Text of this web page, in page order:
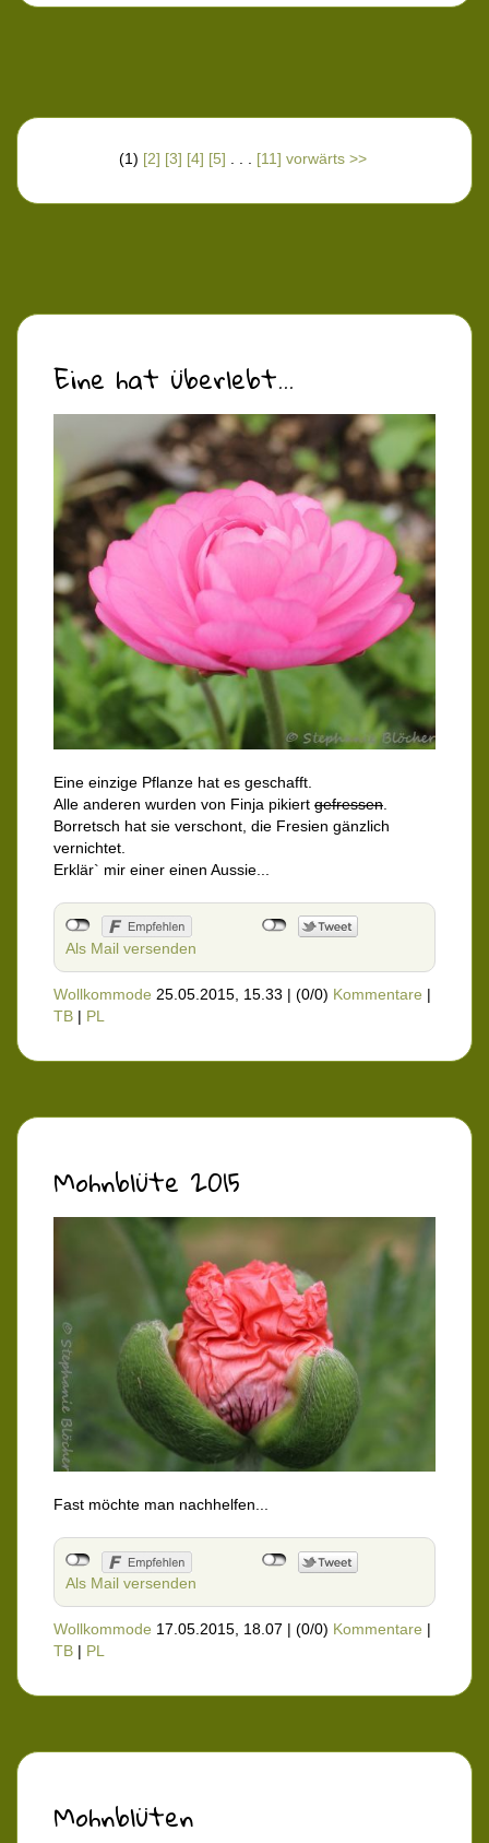
(1) [2] [3] [4] [5] . . . [11] vorwärts >>
Eine hat überlebt...
Eine einzige Pflanze hat es geschafft.
Alle anderen wurden von Finja pikiert gefressen
Borretsch hat sie verschont, die Fresien gänzlich
vernichtet.
Erklär` mir einer einen Aussie...
Als Mail versenden
Wollkommode 25.05.2015, 15.33 | (0/0) Kommentare |
TB | PL
Mohnblüte 2015
Fast möchte man nachhelfen...
Als Mail versenden
Wollkommode 17.05.2015, 18.07 | (0/0) Kommentare |
TB | PL
Mohnblüten